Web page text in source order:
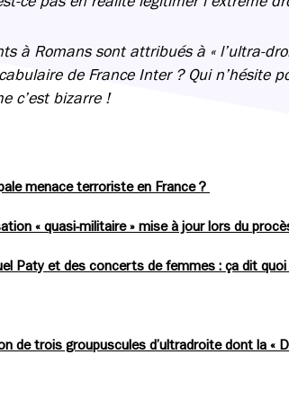
à Romans sont attribués à « l’ultra-
de France Inter ? Qui n’hésite
c’est bizarre !
menace terroriste en France ?
« quasi-militaire » mise à jour lors du
Paty et des concerts de femmes : ça dit
de trois groupuscules d’ultradroite dont la «